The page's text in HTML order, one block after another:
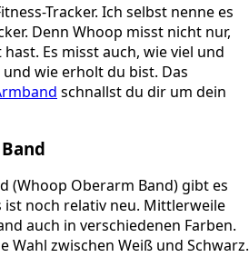
Tracker. Ich selbst nenne es
Denn Whoop misst nicht nur,
Es misst auch, wie viel und
wie erholt du bist. Das
schnallst du dir um dein
(Whoop Oberarm Band) gibt es
ist noch relativ neu. Mittlerweile
auch in verschiedenen Farben.
Wahl zwischen Weiß und Schwarz.